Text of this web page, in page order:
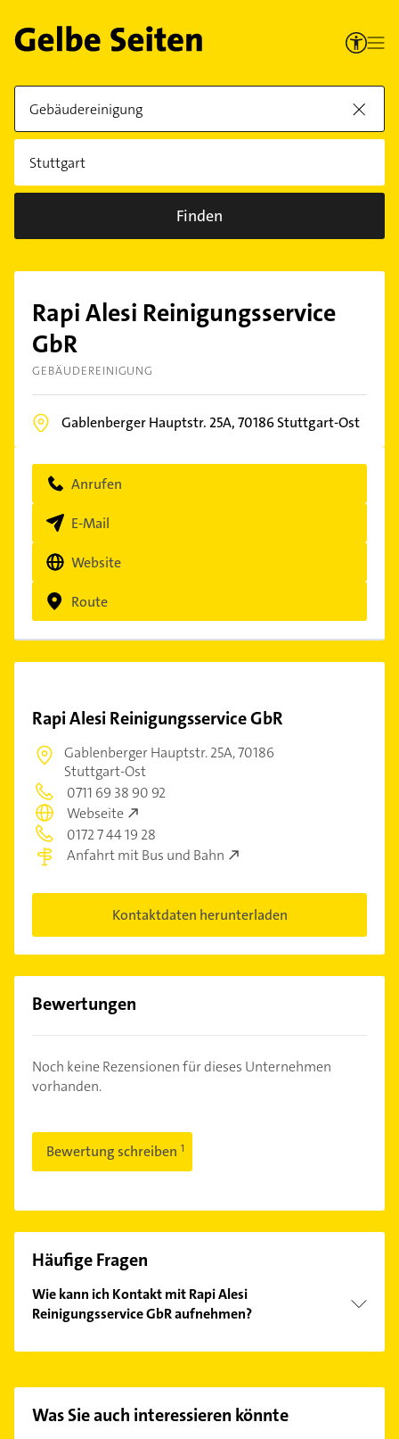
Finden
Rapi Alesi Reinigungsservice
GbR
GEBÄUDEREINIGUNG
Gablenberger Hauptstr. 25A,70186Stuttgart-Ost
Anrufen
E-Mail
Website
Route
Rapi Alesi Reinigungsservice GbR
Gablenberger Hauptstr. 25A,70186
Stuttgart-Ost
0711 69 38 90 92
Webseite
0172 7 44 19 28
Anfahrt mit Bus und Bahn
Kontaktdaten herunterladen
Bewertungen
Noch keine Rezensionen für dieses Unternehmen
vorhanden.
Bewertung schreiben
Häufige Fragen
Wie kann ich Kontakt mit Rapi Alesi
Reinigungsservice GbR aufnehmen?
Hier finden Sie alleKontaktdaten
Was Sie auch interessieren könnte